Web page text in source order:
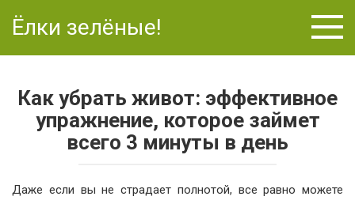
Ёлки зелёные!
Как убрать живот: эффективное
упражнение, которое займет
всего 3 минуты в день
Даже если вы не страдает полнотой, все равно можете